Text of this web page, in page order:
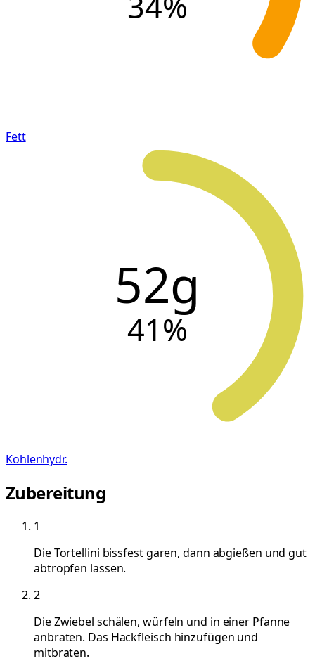
Fett
52g
41%
Kohlenhydr.
Zubereitung
1
Die Tortellini bissfest garen, dann abgießen und gut
abtropfen lassen.
2
Die Zwiebel schälen, würfeln und in einer Pfanne
anbraten. Das Hackfleisch hinzufügen und
mitbraten.